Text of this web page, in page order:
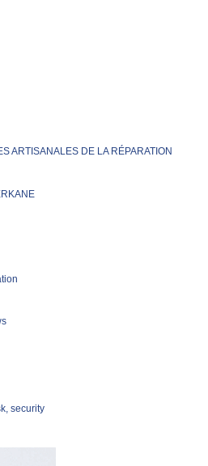
ARTISANALES DE LA RÉPARATION
, security